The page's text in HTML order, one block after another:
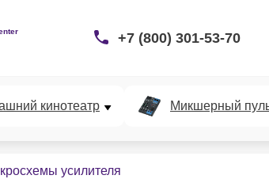
+7 (800) 301-53-70
кинотеатр Микшерный
усилителя